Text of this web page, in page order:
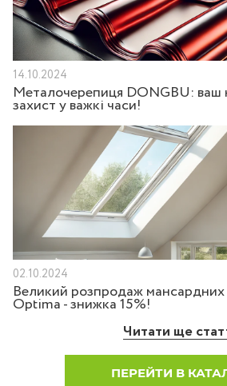
14.10.2024
Металочерепиця DONGBU: ваш
захист у важкі часи!
02.10.2024
Великий розпродаж мансардних
Optima - знижка 15%!
Читати ще
ПЕРЕЙТИ В